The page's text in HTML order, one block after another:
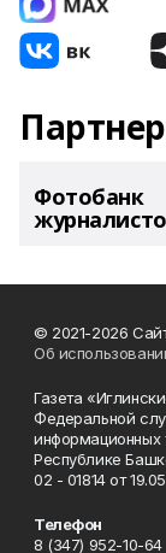
Фотобанк
© 2021-2026
Об
Газета
Федеральной
информационных
Республике
02 - 01814 от
Телефон
8 (347) 952-10-64